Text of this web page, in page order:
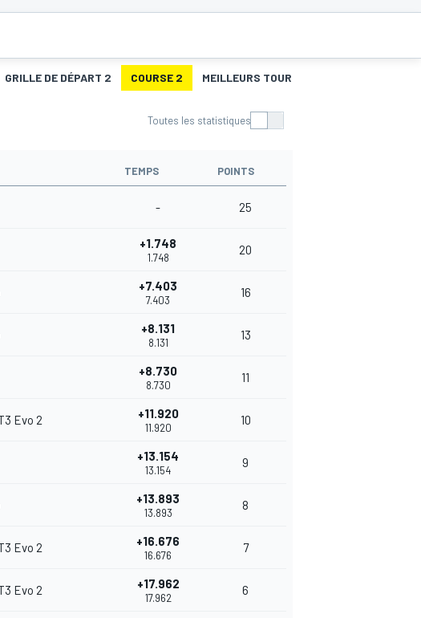
GRILLE DE DÉPART 2 COURSE 2 MEILLEURS TOURS 2
Toutes les statistiques
TEMPS POINTS
- 25
+1.748
1.748
20
+7.403
7.403
16
+8.131
8.131
13
+8.730
8.730
11
Evo 2 +11.920
11.920
10
+13.154
13.154
9
+13.893
13.893
8
Evo 2 +16.676
16.676
7
Evo 2 +17.962
17.962
6